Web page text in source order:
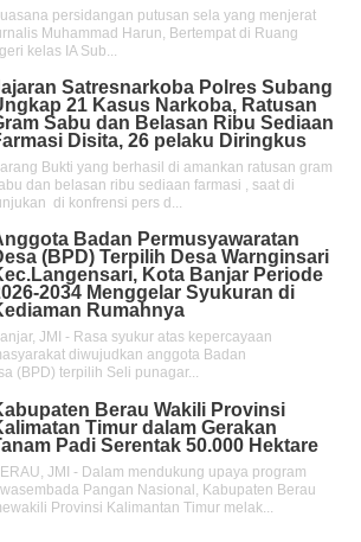
persidangan putusan sela yang menjerat
Muhammad Harun, Bertempat di Ruang
kelas IA Sub...
Satresnarkoba Polres Subang
21 Kasus Narkoba, Ratusan
Sabu dan Belasan Ribu Sediaan
Disita, 26 pelaku Diringkus
Bukti yang berhasil di amankan ratusan gram
dan belasan ribu sediaan farmasi , saat di
di konfrensi pers d...
Badan Permusyawaratan
(BPD) Terpilih Desa Warnginsari
Kota Banjar Periode
2034 Menggelar Syukuran di
Rumahnya
JMI - Rasa syukur atas kepercayaan
diwujudkan anggota Badan
(BPD) terpilih Seli punagar...
Berau Wakili Provinsi
Timur dalam Gerakan
Padi Serentak 50.000 Hektare
JMI - Dalam mendukung upaya program
Pangan Nasional, Kabupaten Berau
Provinsi Kalimantan Timur melak...